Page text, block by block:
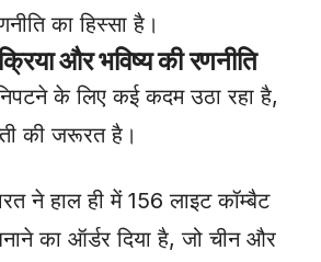
का हिस्सा है।
और भविष्य की रणनीति
के लिए कई कदम उठा रहा है,
की जरूरत है।
ने हाल ही में 156 लाइट कॉम्बैट
का ऑर्डर दिया है, जो चीन और